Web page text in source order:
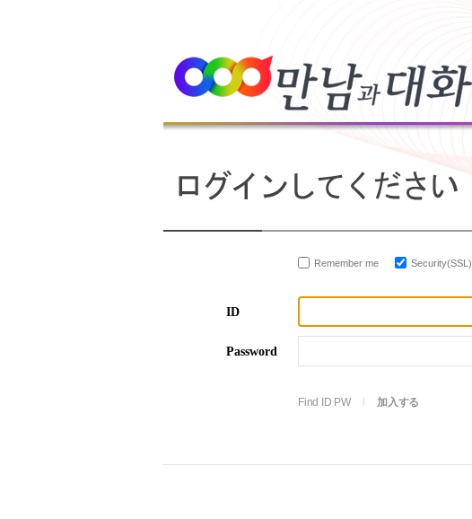
Remember me Security(SSL)
ID
Password
Find ID PW 加入する